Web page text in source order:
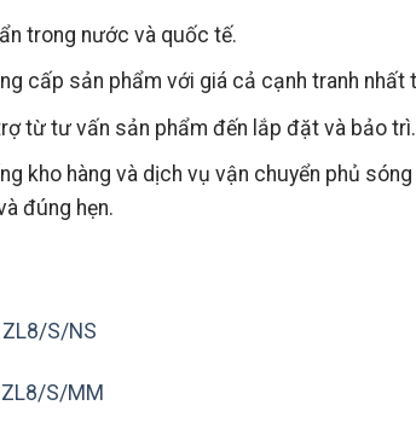
trong nước và quốc tế.
cấp sản phẩm với giá cả cạnh tranh nhất
từ tư vấn sản phẩm đến lắp đặt và bảo trì.
kho hàng và dịch vụ vận chuyển phủ
đúng hẹn.
S/NS
S/MM